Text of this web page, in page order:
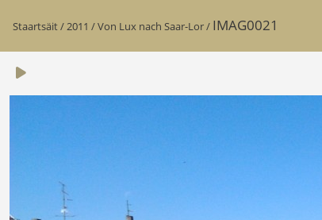
Staartsäit/2011 /Von Lux nach Saar-Lor/ IMAG0021